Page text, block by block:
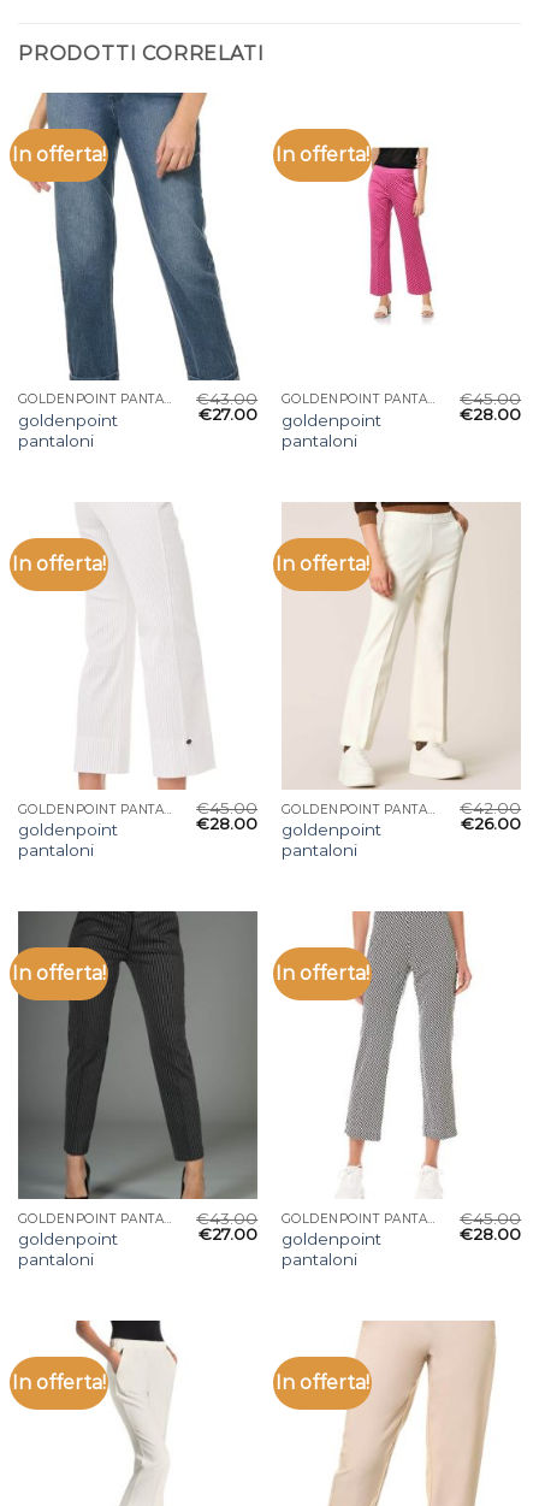
PRODOTTI CORRELATI
In offerta!
GOLDENPOINT PANTALONI
goldenpoint
pantaloni
€43.00
€27.00
In offerta!
GOLDENPOINT PANTALONI
goldenpoint
pantaloni
€45.00
€28.00
In offerta!
goldenpoint
pantaloni
€45.00
€28.00
In offerta!
goldenpoint
pantaloni
€42.00
€26.00
In offerta!
GOLDENPOINT PANTALONI
goldenpoint
pantaloni
€43.00
€27.00
In offerta!
GOLDENPOINT PANTALONI
goldenpoint
pantaloni
€45.00
€28.00
In offerta! In offerta!